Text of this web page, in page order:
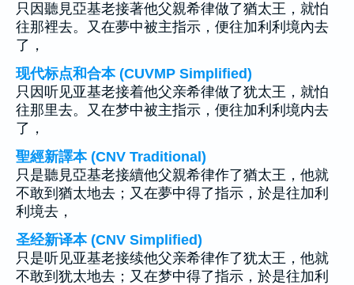
只因聽見亞基老接著他父親希律做了猶太王，就怕
往那裡去。又在夢中被主指示，便往加利利境內去
了，
现代标点和合本 (CUVMP Simplified)
只因听见亚基老接着他父亲希律做了犹太王，就怕
往那里去。又在梦中被主指示，便往加利利境内去
了，
聖經新譯本 (CNV Traditional)
只是聽見亞基老接續他父親希律作了猶太王，他就
不敢到猶太地去；又在夢中得了指示，於是往加利
利境去，
圣经新译本 (CNV Simplified)
只是听见亚基老接续他父亲希律作了犹太王，他就
不敢到犹太地去；又在梦中得了指示，於是往加利